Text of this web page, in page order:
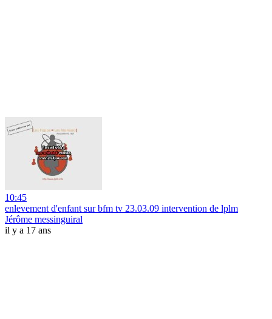
10:45
enlevement d'enfant sur bfm tv 23.03.09 intervention de lplm
Jérôme messinguiral
il y a 17 ans